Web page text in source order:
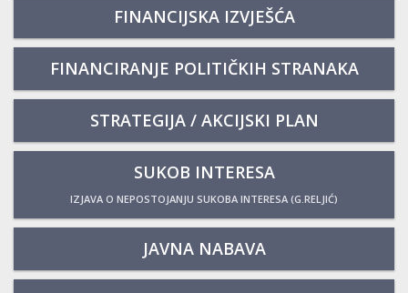
FINANCIJSKA IZVJEŠĆA
FINANCIRANJE POLITIČKIH STRANAKA
STRATEGIJA / AKCIJSKI PLAN
SUKOB INTERESA
IZJAVA O NEPOSTOJANJU SUKOBA INTERESA (G.RELJIĆ)
JAVNA NABAVA